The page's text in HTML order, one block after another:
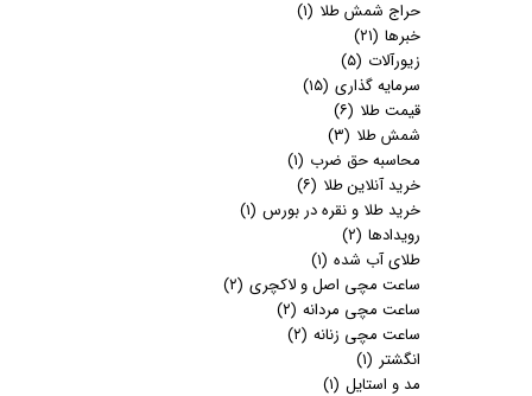
حراج شمش طلا (۱)
خبرها (۲۱)
زیورآلات (۵)
سرمایه گذاری (۱۵)
قیمت طلا (۶)
شمش طلا (۳)
محاسبه حق ضرب (۱)
خرید آنلاین طلا (۶)
خرید طلا و نقره در بورس (۱)
رویدادها (۲)
طلای آب شده (۱)
ساعت مچی اصل و لاکچری (۲)
ساعت مچی مردانه (۲)
ساعت مچی زنانه (۲)
انگشتر (۱)
مد و استایل (۱)